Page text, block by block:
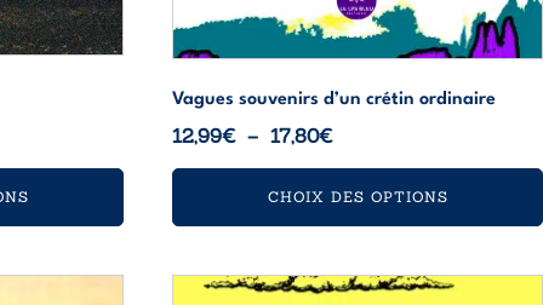
Vagues souvenirs d’un crétin ordinaire
12,99€ – 17,80€Plage
de
prix :
12,99€
17,80€
CHOIX DES OPTIONS